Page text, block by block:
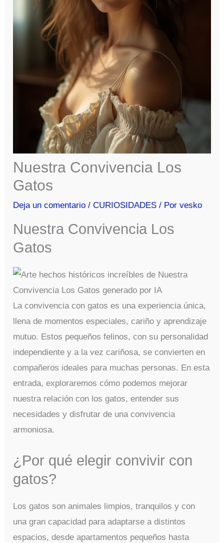
Nuestra Convivencia Los
Gatos
Deja un comentario /CURIOSIDADES / Porvesko
Nuestra Convivencia Los
Gatos
La convivencia con gatos es una experiencia única,
llena de momentos especiales, cariño y aprendizaje
mutuo. Estos pequeños felinos, con su personalidad
independiente y a la vez cariñosa, se convierten en
compañeros ideales para muchas personas. En esta
entrada, exploraremos cómo podemos mejorar
nuestra relación con los gatos, entender sus
necesidades y disfrutar de una convivencia
armoniosa.
¿Por qué elegir convivir con
gatos?
Los gatos son animales limpios, tranquilos y con
una gran capacidad para adaptarse a distintos
espacios, desde apartamentos pequeños hasta